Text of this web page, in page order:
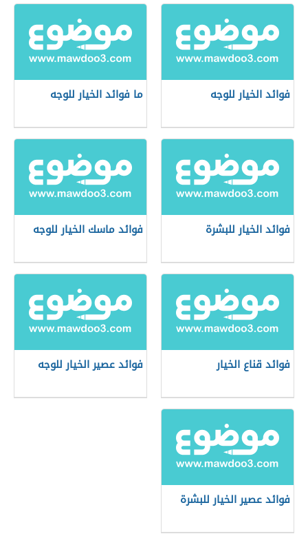
فوائد الخيار للوجه ما فوائد الخيار للوجه
فوائد الخيار للبشرة فوائد ماسك الخيار للوجه
فوائد قناع الخيار فوائد عصير الخيار للوجه
فوائد عصير الخيار للبشرة